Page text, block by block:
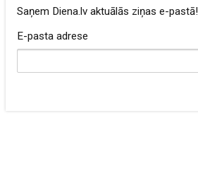
Saņem Diena.lv aktuālās ziņas e-pastā!
E-pasta adrese